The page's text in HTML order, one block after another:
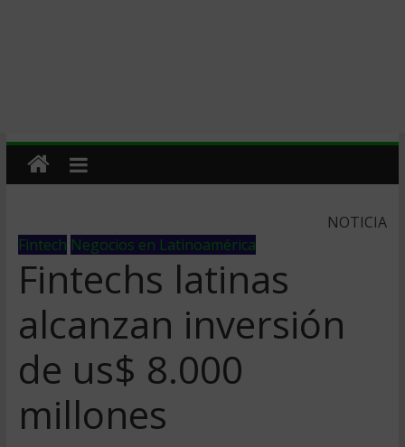
NOTICIA
Fintech Negocios en Latinoamérica
Fintechs latinas
alcanzan inversión
de us$ 8.000
millones